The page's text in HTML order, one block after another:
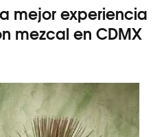
mejor experiencia
mezcal en CDMX